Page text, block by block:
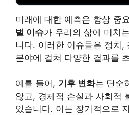
미래에 대한 예측은 항상 중
벌 이슈가 우리의 삶에 미치
니다. 이러한 이슈들은 정치,
분야에 걸쳐 다양한 결과를
예를 들어, 기후 변화는 단순
않고, 경제적 손실과 사회적
있습니다. 이는 장기적으로